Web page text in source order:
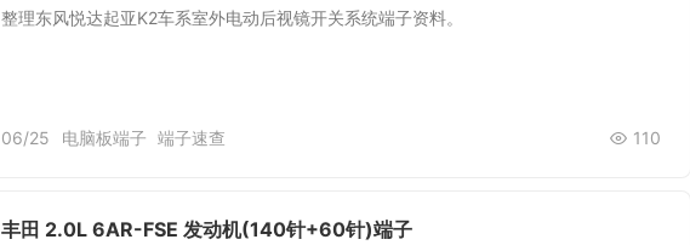
整理东风悦达起亚K2车系室外电动后视镜开关系统端子资料。
06/25 110
电脑板端子 端子速查
丰田 2.0L 6AR-FSE 发动机(140针+60针)端子